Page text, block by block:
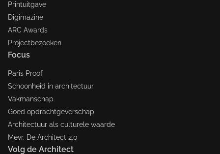
Printuitgave
Digimazine
ARC Awards
Projectbezoeken
Focus
Paris Proof
Schoonheid in architectuur
Vakmanschap
Goed opdrachtgeverschap
Architectuur als culturele waarde
Mevr. De Architect 2.0
Volg de Architect